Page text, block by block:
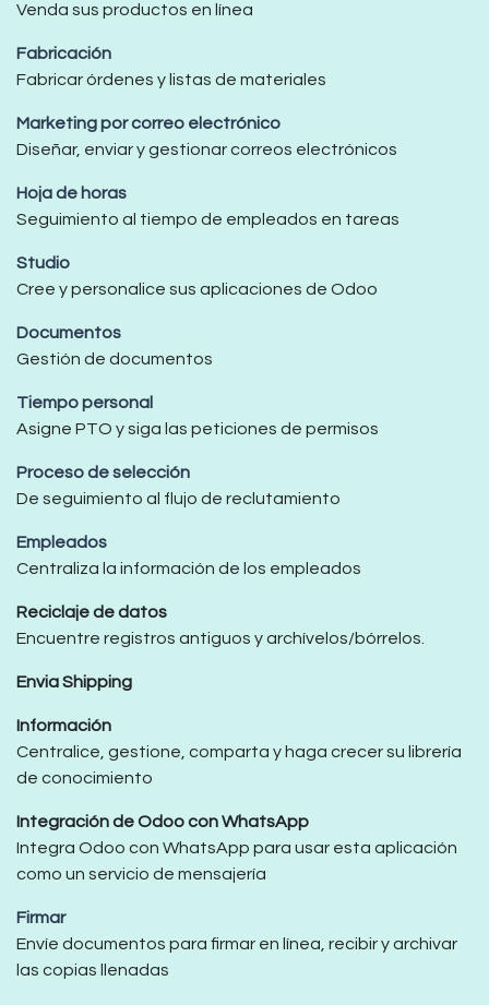
Venda sus productos en línea
Fabricación
Fabricar órdenes y listas de materiales
Marketing por correo electrónico
Diseñar, enviar y gestionar correos electrónicos
Hoja de horas
Seguimiento al tiempo de empleados en tareas
Studio
Cree y personalice sus aplicaciones de Odoo
Documentos
Gestión de documentos
Tiempo personal
Asigne PTO y siga las peticiones de permisos
Proceso de selección
De seguimiento al flujo de reclutamiento
Empleados
Centraliza la información de los empleados
Reciclaje de datos
Encuentre registros antiguos y archívelos/bórrelos.
Envia Shipping
Información
Centralice, gestione, comparta y haga crecer su librería
de conocimiento
Integración de Odoo con WhatsApp
Integra Odoo con WhatsApp para usar esta aplicación
como un servicio de mensajería
Firmar
Envíe documentos para firmar en línea, recibir y archivar
las copias llenadas